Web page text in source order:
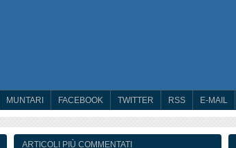
MUNTARI FACEBOOK TWITTER RSS E-MAIL
ARTICOLI PIÙ COMMENTATI